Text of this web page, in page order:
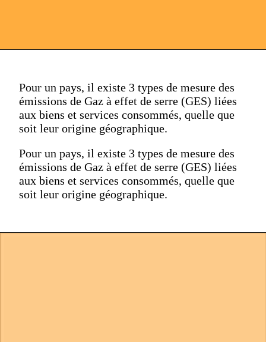
Pour un pays, il existe 3 types de mesure des
émissions de Gaz à effet de serre (GES) liées
aux biens et services consommés, quelle que
soit leur origine géographique.
Pour un pays, il existe 3 types de mesure des
émissions de Gaz à effet de serre (GES) liées
aux biens et services consommés, quelle que
soit leur origine géographique.